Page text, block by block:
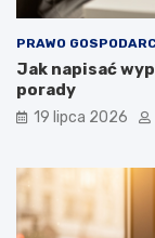
PRAWO
Jak napisać
porady
19 lipca 2026